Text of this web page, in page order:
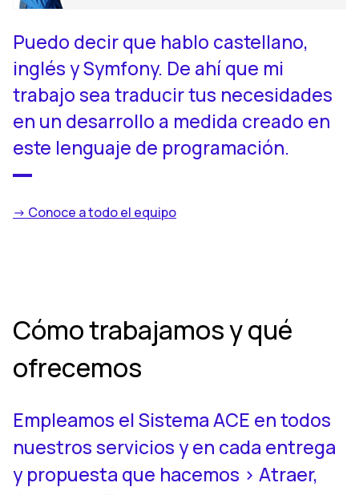
Puedo decir que hablo castellano,
inglés y Symfony. De ahí que mi
trabajo sea traducir tus necesidades
en un desarrollo a medida creado en
este lenguaje de programación.
-> Conoce a todo el equipo
Cómo trabajamos y qué
ofrecemos
Empleamos el Sistema ACE en todos
nuestros servicios y en cada entrega
y propuesta que hacemos > Atraer,